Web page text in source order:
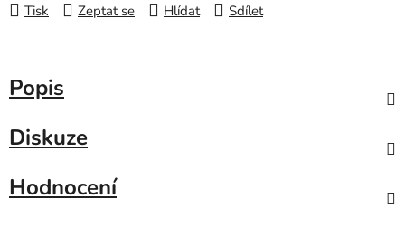
Tisk Zeptat se Hlídat Sdílet
Popis
Diskuze
Hodnocení